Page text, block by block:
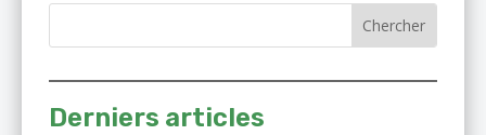
Derniers articles